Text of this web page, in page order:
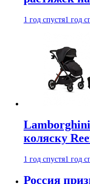
1 год спустя1 год
коляску
1 год спустя1 год
Россия